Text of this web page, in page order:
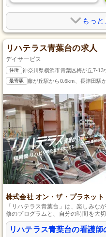
もっと
リハテラス青葉台の求人
デイサービス
住所 神奈川県横浜市青葉区梅が丘7-13
最寄駅 藤が丘駅から0.6km、長津田駅
株式会社 オン・ザ・プラネット
「リハテラス青葉台」は、楽しみな
修のプログラムと、自分の時間を大
を支援する環境を提供しています。
リハテラス青葉台の看護